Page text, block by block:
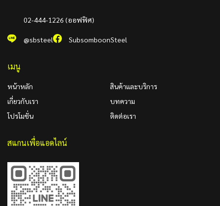
02-444-1226 (ออฟฟิศ)
@sbsteel SubsomboonSteel
เมนู
หน้าหลัก
เกี่ยวกับเรา
โปรโมชั่น
สินค้าและบริการ
บทความ
ติดต่อเรา
สแกนเพื่อแอดไลน์